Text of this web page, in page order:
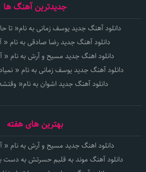
جدیدترین آهنگ ها
دانلود آهنگ جدید یوسف زمانی به نام« تا
دانلود آهنگ جدید رضا صادقی به نام
دانلود اهنگ جدید مسیح و آرش به نام «
دانلود آهنگ جدید یوسف زمانی به نام «
دانلود آهنگ جدید اشوان به نام«
بهترین های هفته
دانلود اهنگ جدید مسیح و آرش به نام «
دانلود آهنگ موند به قلبم حسرتش به دست